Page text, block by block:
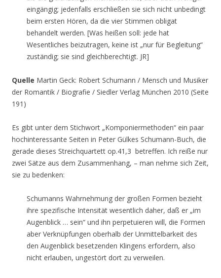
eingängig; jedenfalls erschließen sie sich nicht unbedingt
beim ersten Hören, da die vier Stimmen obligat
behandelt werden. [Was heißen soll: jede hat
Wesentliches beizutragen, keine ist „nur für Begleitung“
zuständig; sie sind gleichberechtigt. JR]
Quelle Martin Geck: Robert Schumann / Mensch und Musiker
der Romantik / Biografie / Siedler Verlag München 2010 (Seite
191)
Es gibt unter dem Stichwort „Komponiermethoden“ ein paar
hochinteressante Seiten in Peter Gülkes Schumann-Buch, die
gerade dieses Streichquartett op.41,3 betreffen. Ich reiße nur
zwei Sätze aus dem Zusammenhang, – man nehme sich Zeit,
sie zu bedenken:
Schumanns Wahrnehmung der großen Formen bezieht
ihre spezifische Intensität wesentlich daher, daß er „im
Augenblick … sein“ und ihn perpetuieren will, die Formen
aber Verknüpfungen oberhalb der Unmittelbarkeit des
den Augenblick besetzenden Klingens erfordern, also
nicht erlauben, ungestört dort zu verweilen.